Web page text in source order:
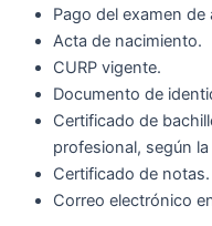
Pago del examen de
Acta de nacimiento.
CURP vigente.
Documento de
Certificado de
profesional, según
Certificado de notas.
Correo electrónico